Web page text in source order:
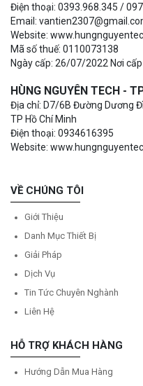
Điện thoại: 0393.968.345 /
Email:
Website:
Mã số thuế: 0110073138
Ngày cấp: 26/07/2022 Nơi
HÙNG NGUYÊN TECH -
Địa chỉ: D7/6B Đường Dương
TP Hồ Chí Minh
Điện thoại: 0934616395
Website:
VỀ CHÚNG TÔI
Giới Thiệu
Danh Mục Thiết Bị
Giải Pháp
Dịch Vụ
Tin Tức Chuyên Nghành
Liên Hệ
HỖ TRỢ KHÁCH HÀNG
Hướng Dẫn Mua Hàng